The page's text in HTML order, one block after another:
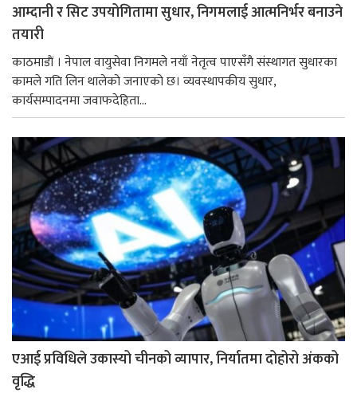
आम्दानी र सिट उपयोगितामा सुधार, निगमलाई आत्मनिर्भर बनाउने
तयारी
काठमाडाैं । नेपाल वायुसेवा निगमले नयाँ नेतृत्व पाएसँगै संस्थागत सुधारका
कामले गति लिन थालेको जनाएको छ। व्यवस्थापकीय सुधार,
कार्यसम्पादनमा जवाफदेहिता...
एआई प्रविधिले उकास्यो चीनको व्यापार, निर्यातमा दोहोरो अंकको
वृद्धि